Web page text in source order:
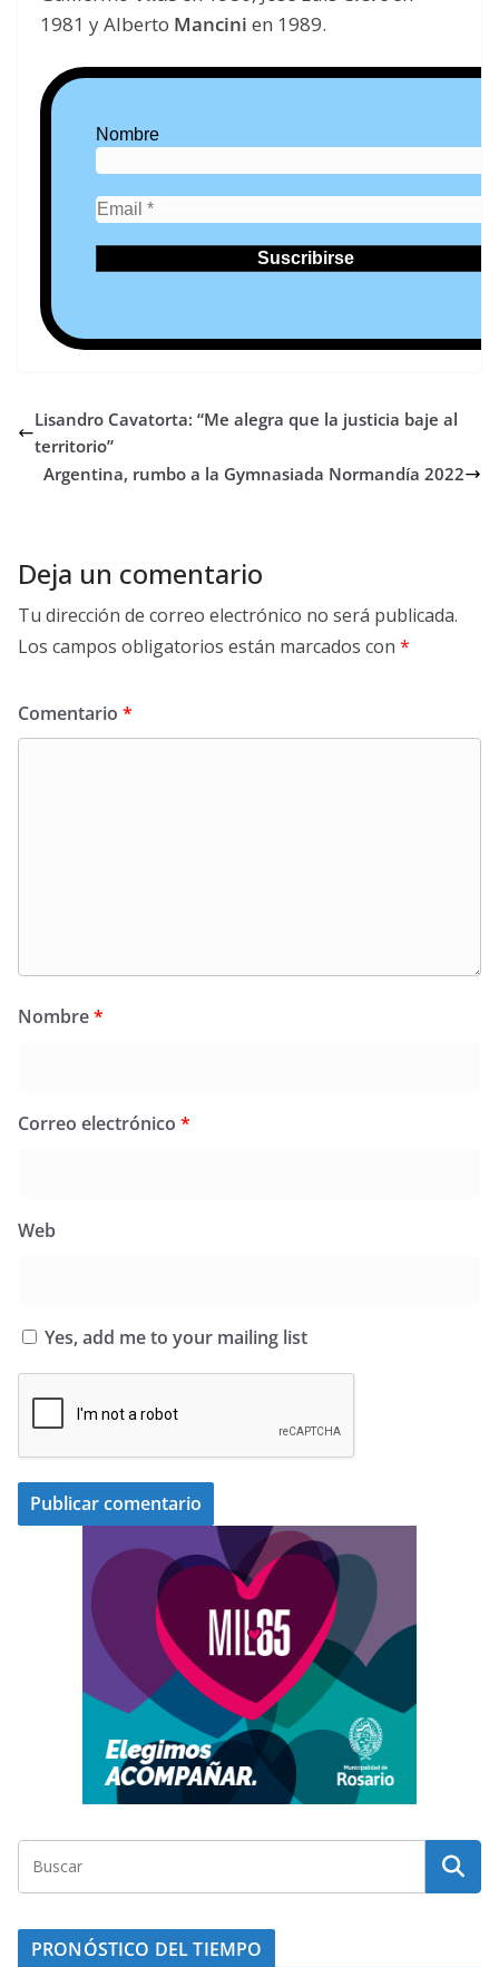
1981 y Alberto Mancini en 1989.
Nombre
Lisandro Cavatorta: “Me alegra que la justicia baje al
territorio”
Argentina, rumbo a la Gymnasiada Normandía 2022
Deja un comentario
Tu dirección de correo electrónico no será publicada.
Los campos obligatorios están marcados con *
Comentario *
Nombre*
Correo electrónico *
Web
Yes, add me to your mailing list
PRONÓSTICO DEL TIEMPO